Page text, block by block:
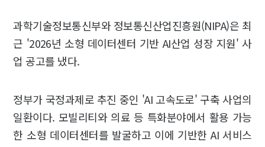
과학기술정보통신부와 정보통신산업진흥원(NIPA)은 최
근 '2026년 소형 데이터센터 기반 AI산업 성장 지원' 사
업 공고를 냈다.
정부가 국정과제로 추진 중인 'AI 고속도로' 구축 사업의
일환이다. 모빌리티와 의료 등 특화분야에서 활용 가능
한 소형 데이터센터를 발굴하고 이에 기반한 AI 서비스